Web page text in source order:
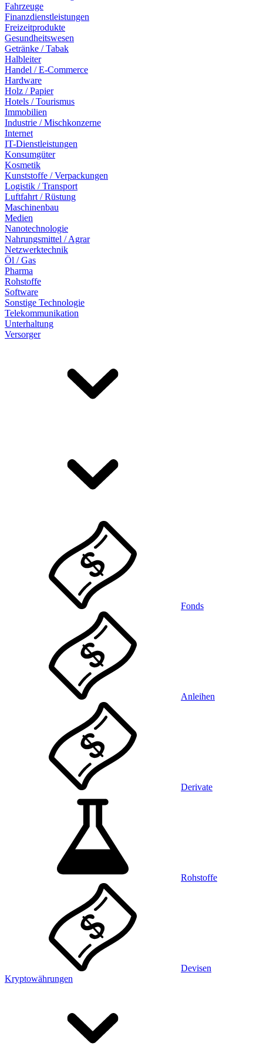
Fahrzeuge
Finanzdienstleistungen
Freizeitprodukte
Gesundheitswesen
Getränke / Tabak
Halbleiter
Handel / E-Commerce
Hardware
Holz / Papier
Hotels / Tourismus
Immobilien
Industrie / Mischkonzerne
Internet
IT-Dienstleistungen
Konsumgüter
Kosmetik
Kunststoffe / Verpackungen
Logistik / Transport
Luftfahrt / Rüstung
Maschinenbau
Medien
Nanotechnologie
Nahrungsmittel / Agrar
Netzwerktechnik
Öl / Gas
Pharma
Rohstoffe
Software
Sonstige Technologie
Telekommunikation
Unterhaltung
Versorger
Fonds
Anleihen
Derivate
Rohstoffe
Devisen
Kryptowährungen